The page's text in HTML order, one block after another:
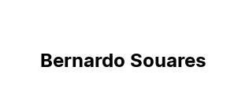
Bernardo Souares